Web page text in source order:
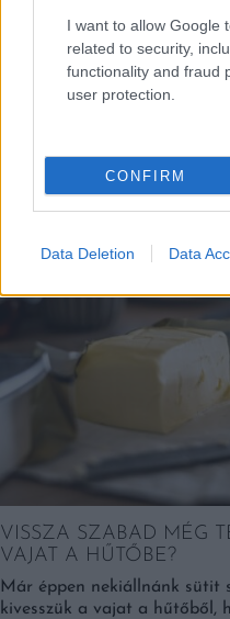
I want to allow Google
related to security,
functionality and fraud
user protection.
CONFIRM
Data Deletion Data
Falatok
VISSZA SZABAD MÉG
VAJAT A HŰTŐBE?
Már éppen nekiállnánk sütit
kivesszük a vajat a hűtőből,